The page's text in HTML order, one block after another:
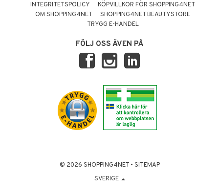
INTEGRITETSPOLICY
KÖPVILLKOR FÖR SHOPPING4NET
OM SHOPPING4NET
SHOPPING4NET BEAUTYSTORE
TRYGG E-HANDEL
FÖLJ OSS ÄVEN PÅ
© 2026 SHOPPING4NET • SITEMAP
SVERIGE